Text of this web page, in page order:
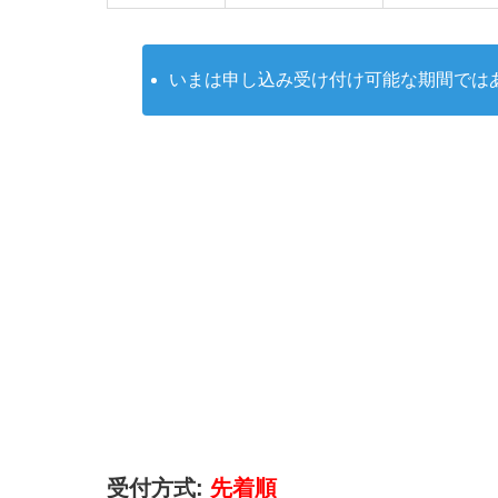
いまは申し込み受け付け可能な期間では
受付方式: 先着順